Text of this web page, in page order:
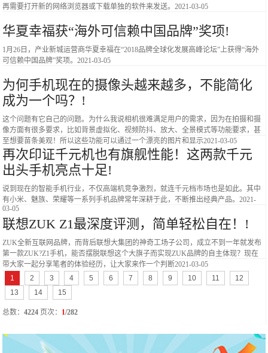
再需要打开新的网络浏览器或下载单独的软件来发送。2021-03-05
华夏幸福获“海外可信赖中国品牌”奖项!
1月26日，产业新城运营商华夏幸福在“2018品牌全球化发展高峰论坛”上获得“海外
可信赖中国品牌”奖项。2021-03-05
为何手机现在的摄像头越来越多，不能简化
成为一个吗？!
这个问题有它自己的问题。为什么我说相机很难满足用户的需求，因为在拍摄和摄
像方面有很多要求，比如背景虚拟化、视频防抖、放大、全景模式等功能要求，甚
至想要苗条美观！所以这些功能可以通过一个漂亮的图片和显示2021-03-05
再次印证千元机也有旗舰性能！这两款千元
出头手机亮点十足!
说到现在的智能手机行业，不仅高端机竞争激烈，就连千元档市场也是如此。其中
有小米、魅族、荣耀等一系列手机品牌常年深耕于此，不断推出经典产品。2021-
03-05
联想ZUK Z1最深度评测，简单轻松自在！!
ZUK全新互联网品牌，而背后联想大集团的神奇工场子公司，成立不到一年就发布
第一款ZUK?Z1手机，能否摆脱联想这个大旗子而实现ZUK品牌的自主体现？现在
带大家一起分享笔者的体验经历，让大家来作一个判断2021-03-05
1
2 3 4 5 6 7 8 9 10 11
12
13
14 15
总数：4224 页次： 1/282